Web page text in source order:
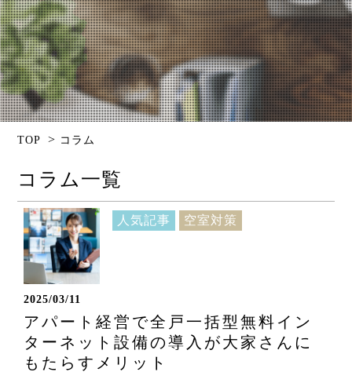
TOP > コラム
コラム一覧
人気記事 空室対策
2025/03/11
アパート経営で全戸一括型無料イン
ターネット設備の導入が大家さんに
もたらすメリット